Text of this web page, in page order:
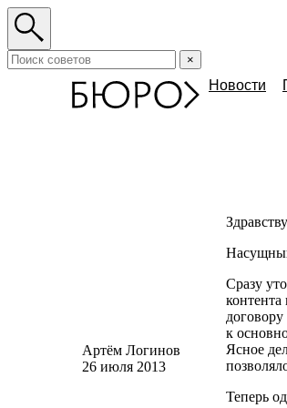
×
Новости
Артём Логинов
26 июля 2013
Сразу
к
Ясное
Теперь